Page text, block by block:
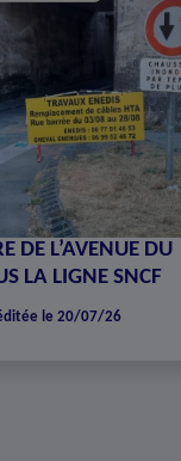
DE L’AVENUE DU
LA LIGNE SNCF
le 20/07/26